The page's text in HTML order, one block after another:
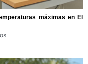
máximas en El